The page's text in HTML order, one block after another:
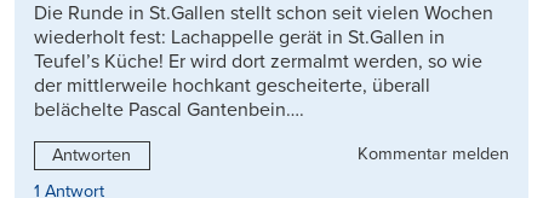
Die Runde in St.Gallen stellt schon seit vielen Wochen
wiederholt fest: Lachappelle gerät in St.Gallen in
Teufel’s Küche! Er wird dort zermalmt werden, so wie
der mittlerweile hochkant gescheiterte, überall
belächelte Pascal Gantenbein….
Antworten
Kommentar melden
1 Antwort